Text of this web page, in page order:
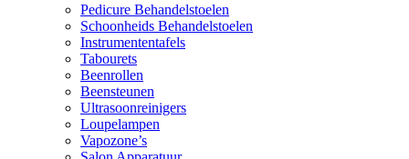
Pedicure Behandelstoelen
Schoonheids Behandelstoelen
Instrumententafels
Tabourets
Beenrollen
Beensteunen
Ultrasoonreinigers
Loupelampen
Vapozone’s